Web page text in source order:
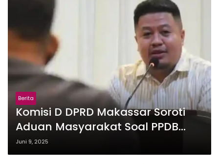
Berita
Komisi D DPRD Makassar Soroti
Aduan Masyarakat Soal PPDB
2025
Juni 9, 2025